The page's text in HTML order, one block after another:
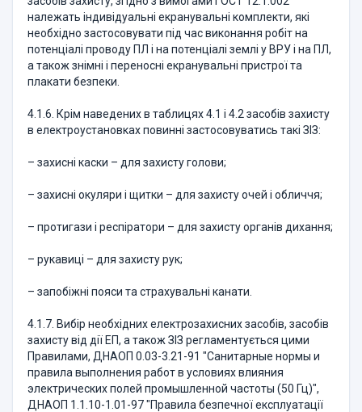
належать індивідуальні екранувальні комплекти, які
необхідно застосовувати під час виконання робіт на
потенціалі проводу ПЛ і на потенціалі землі у ВРУ і на ПЛ,
а також знімні і переносні екранувальні пристрої та
плакати безпеки.
4.1.6. Крім наведених в таблицях 4.1 і 4.2 засобів захисту
в електроустановках повинні застосовуватись такі ЗІЗ:
– захисні каски – для захисту голови;
– захисні окуляри і щитки – для захисту очей і обличчя;
– протигази і респіратори – для захисту органів дихання;
– рукавиці – для захисту рук;
– запобіжні пояси та страхувальні канати.
4.1.7. Вибір необхідних електрозахисних засобів, засобів
захисту від дії ЕП, а також ЗIЗ регламентується цими
Правилами, ДНАОП 0.03-3.21-91 "Санитарные нормы и
правила выполнения работ в условиях влияния
электрических полей промышленной частоты (50 Гц)",
ДНАОП 1.1.10-1.01-97 "Правила безпечної експлуатації